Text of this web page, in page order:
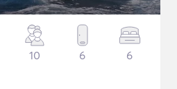
10 6 6